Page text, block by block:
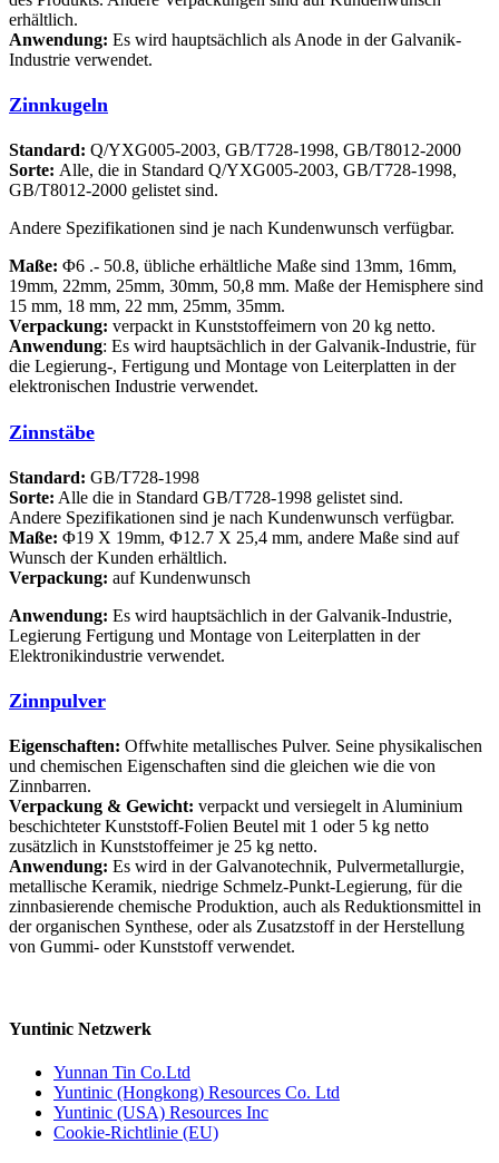
erhältlich.
Anwendung: Es wird hauptsächlich als Anode in der Galvanik-
Industrie verwendet.
Zinnkugeln
Standard: Q/YXG005-2003, GB/T728-1998, GB/T8012-2000
Sorte: Alle, die in Standard Q/YXG005-2003, GB/T728-1998,
GB/T8012-2000 gelistet sind.
Andere Spezifikationen sind je nach Kundenwunsch verfügbar.
Maße: Φ6 .- 50.8, übliche erhältliche Maße sind 13mm, 16mm,
19mm, 22mm, 25mm, 30mm, 50,8 mm. Maße der Hemisphere sind
15 mm, 18 mm, 22 mm, 25mm, 35mm.
Verpackung: verpackt in Kunststoffeimern von 20 kg netto.
Anwendung: Es wird hauptsächlich in der Galvanik-Industrie, für
die Legierung-, Fertigung und Montage von Leiterplatten in der
elektronischen Industrie verwendet.
Zinnstäbe
Standard: GB/T728-1998
Sorte: Alle die in Standard GB/T728-1998 gelistet sind.
Andere Spezifikationen sind je nach Kundenwunsch verfügbar.
Maße: Φ19 X 19mm, Φ12.7 X 25,4 mm, andere Maße sind auf
Wunsch der Kunden erhältlich.
Verpackung: auf Kundenwunsch
Anwendung: Es wird hauptsächlich in der Galvanik-Industrie,
Legierung Fertigung und Montage von Leiterplatten in der
Elektronikindustrie verwendet.
Zinnpulver
Eigenschaften: Offwhite metallisches Pulver. Seine physikalischen
und chemischen Eigenschaften sind die gleichen wie die von
Zinnbarren.
Verpackung & Gewicht: verpackt und versiegelt in Aluminium
beschichteter Kunststoff-Folien Beutel mit 1 oder 5 kg netto
zusätzlich in Kunststoffeimer je 25 kg netto.
Anwendung: Es wird in der Galvanotechnik, Pulvermetallurgie,
metallische Keramik, niedrige Schmelz-Punkt-Legierung, für die
zinnbasierende chemische Produktion, auch als Reduktionsmittel in
der organischen Synthese, oder als Zusatzstoff in der Herstellung
von Gummi- oder Kunststoff verwendet.
Yuntinic Netzwerk
Yunnan Tin Co.Ltd
Yuntinic (Hongkong) Resources Co. Ltd
Yuntinic (USA) Resources Inc
Cookie-Richtlinie (EU)